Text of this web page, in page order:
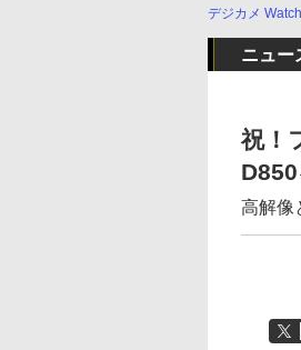
デジカメ Watch
ニュー
祝！
高解像